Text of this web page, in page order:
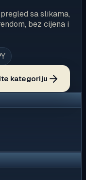
sa slikama,
bez cijena i
kategoriju